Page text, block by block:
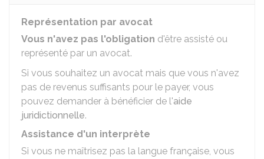
Représentation par avocat
Vous n'avez pas l'obligation d'être assisté ou
représenté par un avocat.
Si vous souhaitez un avocat mais que vous n'avez
pas de revenus suffisants pour le payer, vous
pouvez demander à bénéficier de l'aide
juridictionnelle.
Assistance d'un interprète
Si vous ne maîtrisez pas la langue française, vous